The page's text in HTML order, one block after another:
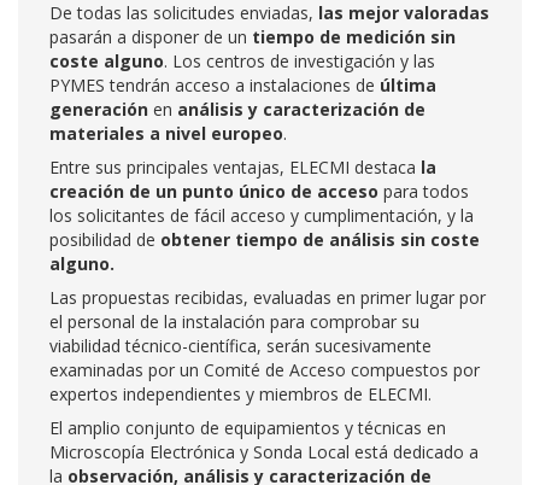
De todas las solicitudes enviadas, las mejor valoradas
pasarán a disponer de un tiempo de medición sin
coste alguno. Los centros de investigación y las
PYMES tendrán acceso a instalaciones de última
generación en análisis y caracterización de
materiales a nivel europeo.
Entre sus principales ventajas, ELECMI destaca la
creación de un punto único de acceso para todos
los solicitantes de fácil acceso y cumplimentación, y la
posibilidad de obtener tiempo de análisis sin coste
alguno.
Las propuestas recibidas, evaluadas en primer lugar por
el personal de la instalación para comprobar su
viabilidad técnico-científica, serán sucesivamente
examinadas por un Comité de Acceso compuestos por
expertos independientes y miembros de ELECMI.
El amplio conjunto de equipamientos y técnicas en
Microscopía Electrónica y Sonda Local está dedicado a
la observación, análisis y caracterización de